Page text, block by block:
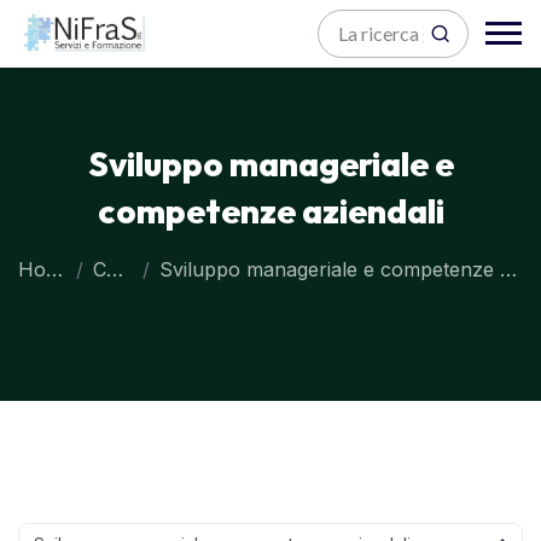
Sviluppo manageriale e
competenze aziendali
Home Corsi Sviluppo manageriale e competenze aziendali